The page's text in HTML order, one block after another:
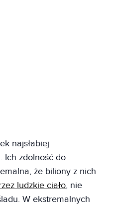
najsłabiej
Ich zdolność do
że biliony z nich
ludzkie ciało, nie
W ekstremalnych